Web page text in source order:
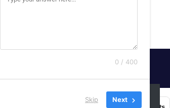
SUSCRIBIRSE
0 / 400
Skip Next